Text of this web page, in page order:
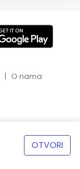
OTVORI
| O nama